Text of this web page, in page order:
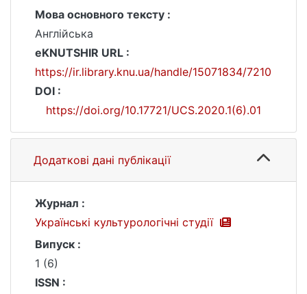
Мова основного тексту :
Англійська
eKNUTSHIR URL :
https://ir.library.knu.ua/handle/15071834/7210
DOI :
https://doi.org/10.17721/UCS.2020.1(6).01
Додаткові дані публікації
Журнал :
Українські культурологічні студії
Випуск :
1 (6)
ISSN :